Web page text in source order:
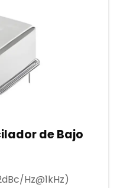
de Bajo
Hz@1kHz)